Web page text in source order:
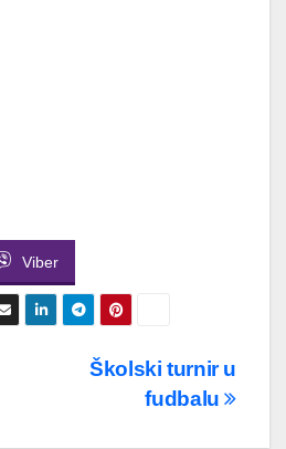
Viber
Školski turnir u
fudbalu